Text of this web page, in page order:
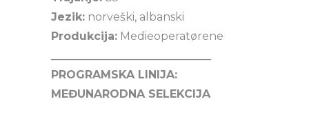
Jezik: norveški, albanski
Produkcija: Medieoperatørene
PROGRAMSKA LINIJA:
MEĐUNARODNA SELEKCIJA